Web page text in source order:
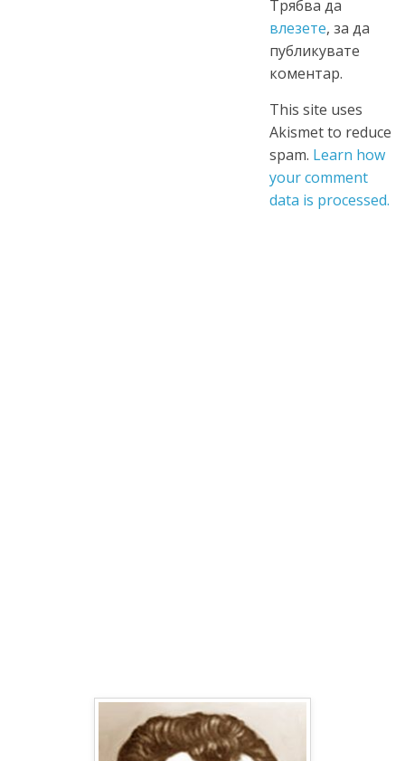
Трябва да
влезете, за да
публикувате
коментар.
This site uses
Akismet to reduce
spam. Learn how
your comment
data is processed.